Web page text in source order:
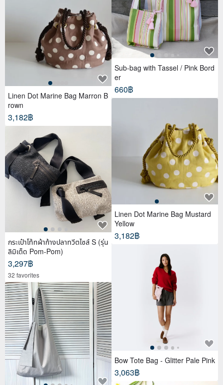
Linen Dot Marine Bag Marron B
rown
3,182฿
กระเป๋าโท้ทผ้าก้างปลาทวีตไซส์ S (รุ่น
ลิมิเต็ด Pom-Pom)
3,297฿
32 favorites
Sub-bag with Tassel / Pink Bord
er
660฿
Linen Dot Marine Bag Mustard
Yellow
3,182฿
Bow Tote Bag - Glitter Pale Pink
3,063฿